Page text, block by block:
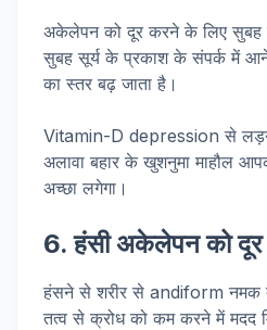
अकेलेपन को दूर करने के लिए सुबह
सुबह सूर्य के प्रकाश के संपर्क में
का स्तर बढ़ जाता है।
Vitamin-D depression से
अलावा बहार के खुशनुमा माहौल
अच्छा लगेगा।
6. हंसी अकेलेपन को दूर
हंसने से शरीर से andiform नमक
तत्व से क्रोध को कम करने में मदद